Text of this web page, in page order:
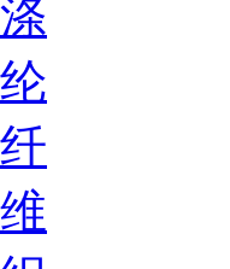
涤
纶
纤
维